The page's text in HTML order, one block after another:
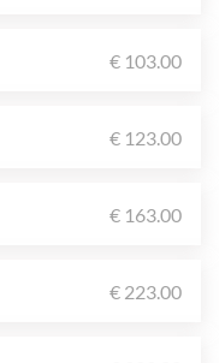
€ 103.00
€ 123.00
€ 163.00
€ 223.00